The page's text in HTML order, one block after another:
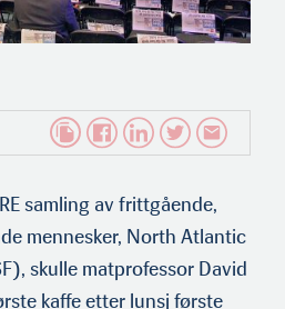
samling av frittgående,
mennesker, North Atlantic
skulle matprofessor David
kaffe etter lunsj første